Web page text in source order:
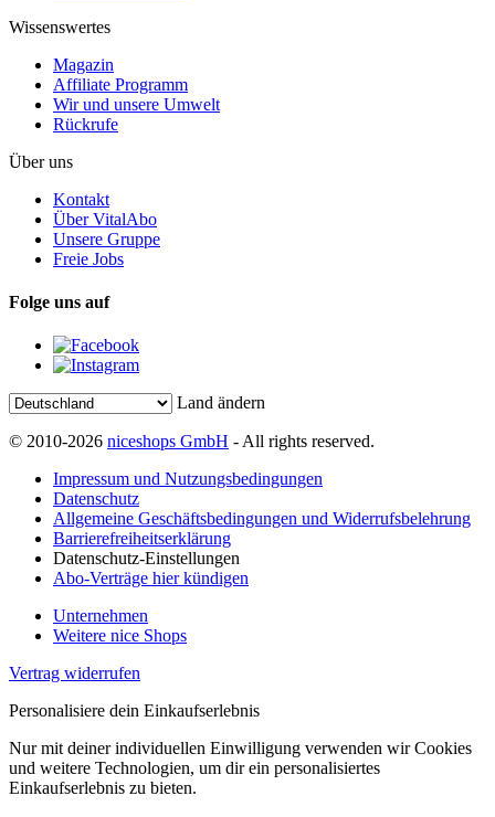
Wissenswertes
Magazin
Affiliate Programm
Wir und unsere Umwelt
Rückrufe
Über uns
Kontakt
Über VitalAbo
Unsere Gruppe
Freie Jobs
Folge uns auf
Land ändern
© 2010-2026 niceshops GmbH - All rights reserved.
Impressum und Nutzungsbedingungen
Datenschutz
Allgemeine Geschäftsbedingungen und Widerrufsbelehrung
Barrierefreiheitserklärung
Datenschutz-Einstellungen
Abo-Verträge hier kündigen
Unternehmen
Weitere nice Shops
Vertrag widerrufen
Personalisiere dein Einkaufserlebnis
Nur mit deiner individuellen Einwilligung verwenden wir Cookies
und weitere Technologien, um dir ein personalisiertes
Einkaufserlebnis zu bieten.